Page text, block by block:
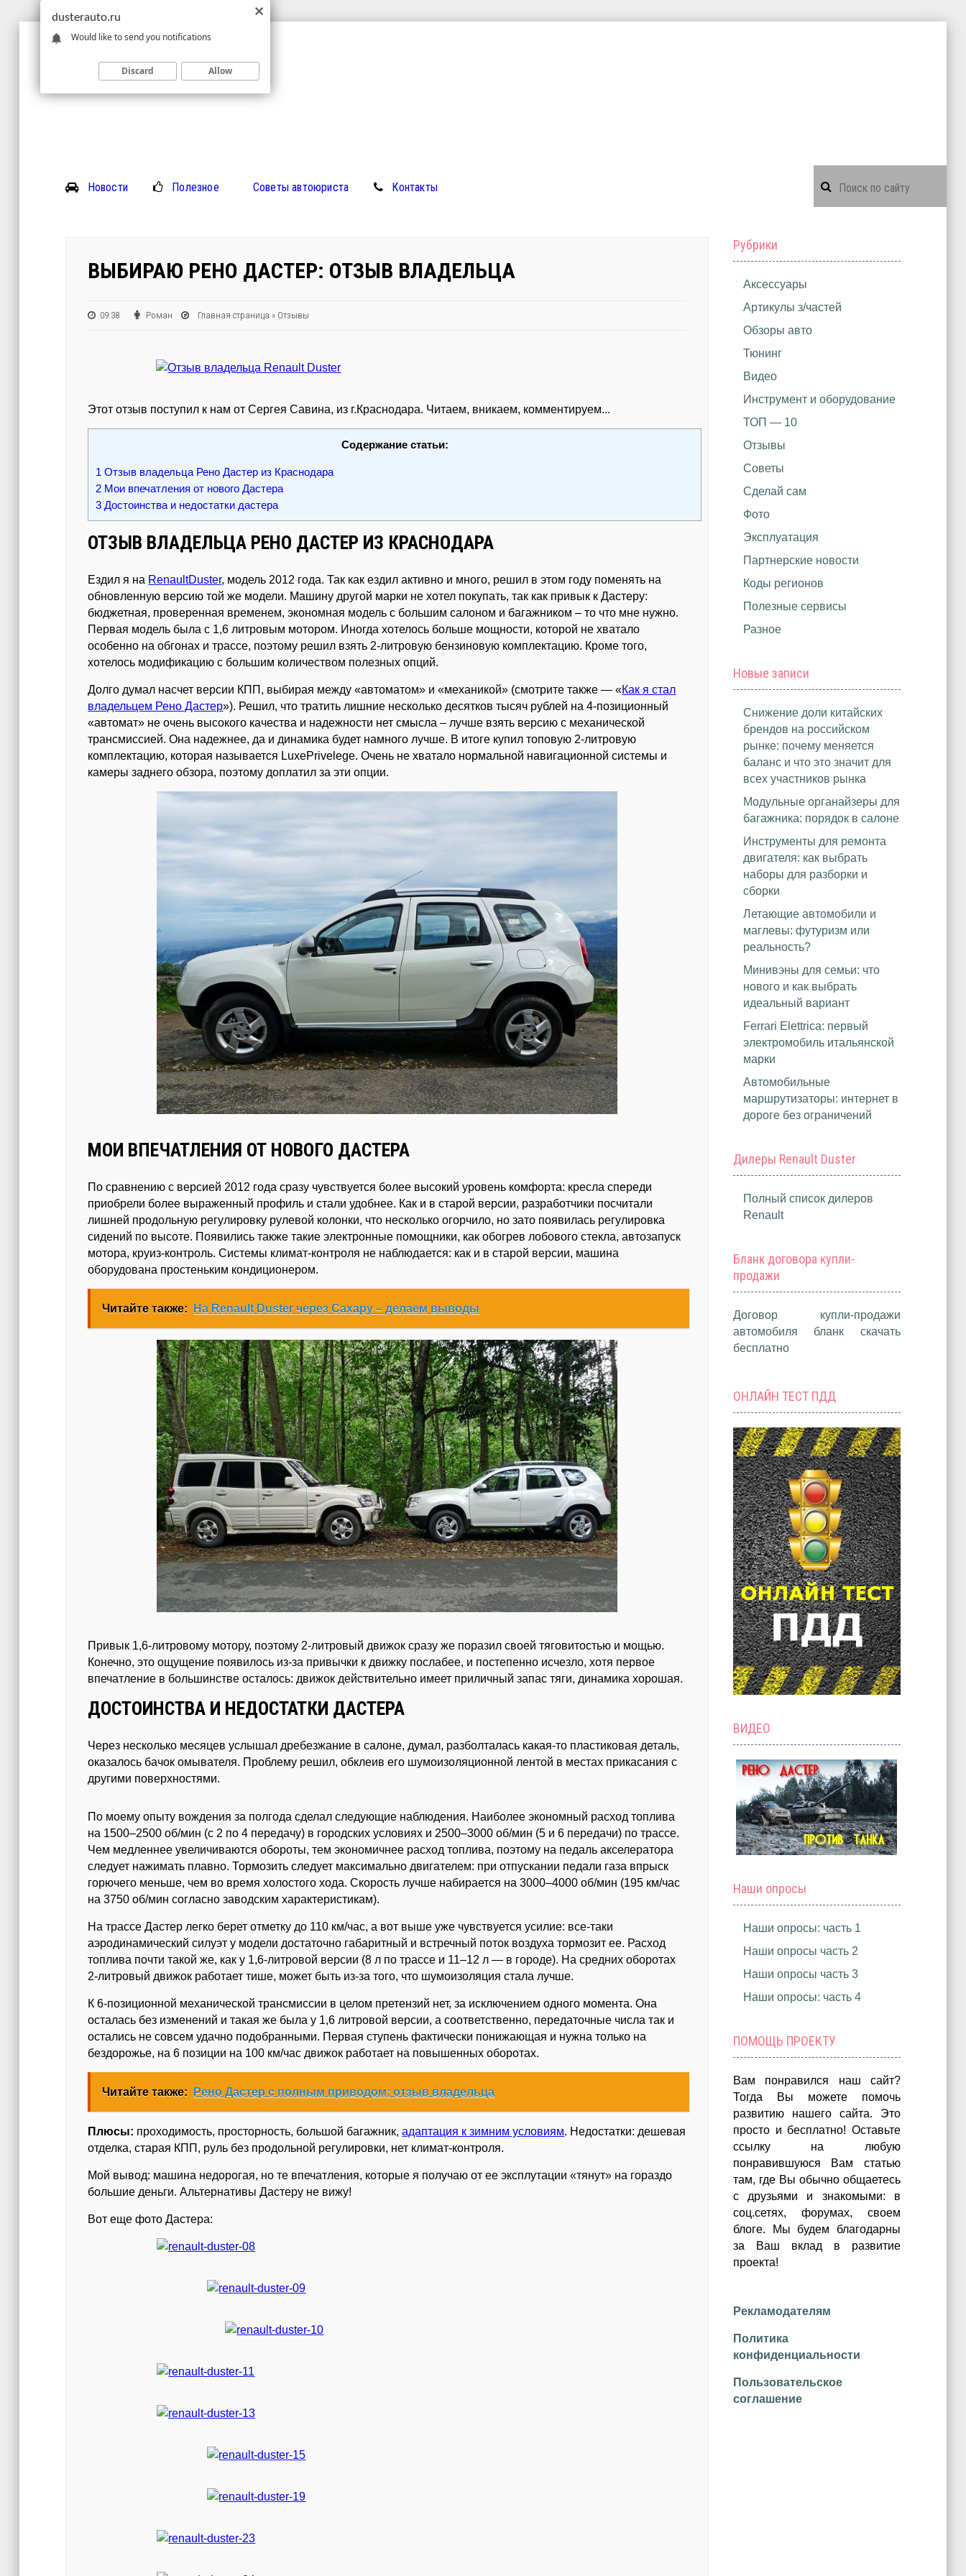
Новости Полезное Советы автоюриста Контакты
ВЫБИРАЮ РЕНО ДАСТЕР: ОТЗЫВ ВЛАДЕЛЬЦА
09:38 Роман Главная страница » Отзывы
Этот отзыв поступил к нам от Сергея Савина, из г.Краснодара. Читаем, вникаем, комментируем...
Содержание статьи:
1 Отзыв владельца Рено Дастер из Краснодара
2 Мои впечатления от нового Дастера
3 Достоинства и недостатки дастера
ОТЗЫВ ВЛАДЕЛЬЦА РЕНО ДАСТЕР ИЗ КРАСНОДАРА
Ездил я на RenaultDuster, модель 2012 года. Так как ездил активно и много, решил в этом году поменять на
обновленную версию той же модели. Машину другой марки не хотел покупать, так как привык к Дастеру:
бюджетная, проверенная временем, экономная модель с большим салоном и багажником – то что мне нужно.
Первая модель была с 1,6 литровым мотором. Иногда хотелось больше мощности, которой не хватало
особенно на обгонах и трассе, поэтому решил взять 2-литровую бензиновую комплектацию. Кроме того,
хотелось модификацию с большим количеством полезных опций.
Долго думал насчет версии КПП, выбирая между «автоматом» и «механикой» (смотрите также — «Как я стал
владельцем Рено Дастер»). Решил, что тратить лишние несколько десятков тысяч рублей на 4-позиционный
«автомат» не очень высокого качества и надежности нет смысла – лучше взять версию с механической
трансмиссией. Она надежнее, да и динамика будет намного лучше. В итоге купил топовую 2-литровую
комплектацию, которая называется LuxePrivelege. Очень не хватало нормальной навигационной системы и
камеры заднего обзора, поэтому доплатил за эти опции.
МОИ ВПЕЧАТЛЕНИЯ ОТ НОВОГО ДАСТЕРА
По сравнению с версией 2012 года сразу чувствуется более высокий уровень комфорта: кресла спереди
приобрели более выраженный профиль и стали удобнее. Как и в старой версии, разработчики посчитали
лишней продольную регулировку рулевой колонки, что несколько огорчило, но зато появилась регулировка
сидений по высоте. Появились также такие электронные помощники, как обогрев лобового стекла, автозапуск
мотора, круиз-контроль. Системы климат-контроля не наблюдается: как и в старой версии, машина
оборудована простеньким кондиционером.
Читайте также: На Renault Duster через Сахару – делаем выводы
Привык 1,6-литровому мотору, поэтому 2-литровый движок сразу же поразил своей тяговитостью и мощью.
Конечно, это ощущение появилось из-за привычки к движку послабее, и постепенно исчезло, хотя первое
впечатление в большинстве осталось: движок действительно имеет приличный запас тяги, динамика хорошая.
ДОСТОИНСТВА И НЕДОСТАТКИ ДАСТЕРА
Через несколько месяцев услышал дребезжание в салоне, думал, разболталась какая-то пластиковая деталь,
оказалось бачок омывателя. Проблему решил, обклеив его шумоизоляционной лентой в местах прикасания с
другими поверхностями.
По моему опыту вождения за полгода сделал следующие наблюдения. Наиболее экономный расход топлива
на 1500–2500 об/мин (с 2 по 4 передачу) в городских условиях и 2500–3000 об/мин (5 и 6 передачи) по трассе.
Чем медленнее увеличиваются обороты, тем экономичнее расход топлива, поэтому на педаль акселератора
следует нажимать плавно. Тормозить следует максимально двигателем: при отпускании педали газа впрыск
горючего меньше, чем во время холостого хода. Скорость лучше набирается на 3000–4000 об/мин (195 км/час
на 3750 об/мин согласно заводским характеристикам).
На трассе Дастер легко берет отметку до 110 км/час, а вот выше уже чувствуется усилие: все-таки
аэродинамический силуэт у модели достаточно габаритный и встречный поток воздуха тормозит ее. Расход
топлива почти такой же, как у 1,6-литровой версии (8 л по трассе и 11–12 л — в городе). На средних оборотах
2-литровый движок работает тише, может быть из-за того, что шумоизоляция стала лучше.
К 6-позиционной механической трансмиссии в целом претензий нет, за исключением одного момента. Она
осталась без изменений и такая же была у 1,6 литровой версии, а соответственно, передаточные числа так и
остались не совсем удачно подобранными. Первая ступень фактически понижающая и нужна только на
бездорожье, на 6 позиции на 100 км/час движок работает на повышенных оборотах.
Читайте также: Рено Дастер с полным приводом: отзыв владельца
Плюсы: проходимость, просторность, большой багажник,адаптация к зимним условиям. Недостатки: дешевая
отделка, старая КПП, руль без продольной регулировки, нет климат-контроля.
Мой вывод: машина недорогая, но те впечатления, которые я получаю от ее эксплутации «тянут» на гораздо
большие деньги. Альтернативы Дастеру не вижу!
Вот еще фото Дастера:
Рубрики
Аксессуары
Артикулы з/частей
Обзоры авто
Тюнинг
Видео
Инструмент и оборудование
ТОП — 10
Отзывы
Советы
Сделай сам
Фото
Эксплуатация
Партнерские новости
Коды регионов
Полезные сервисы
Разное
Новые записи
Снижение доли китайских
брендов на российском
рынке: почему меняется
баланс и что это значит для
всех участников рынка
Модульные органайзеры для
багажника: порядок в салоне
Инструменты для ремонта
двигателя: как выбрать
наборы для разборки и
сборки
Летающие автомобили и
маглевы: футуризм или
реальность?
Минивэны для семьи: что
нового и как выбрать
идеальный вариант
Ferrari Elettrica: первый
электромобиль итальянской
марки
Автомобильные
маршрутизаторы: интернет в
дороге без ограничений
Дилеры Renault Duster
Полный список дилеров
Renault
Бланк договора купли-
продажи
Договор купли-продажи
автомобиля бланк скачать
бесплатно
ОНЛАЙН ТЕСТ ПДД
ВИДЕО
Наши опросы
Наши опросы: часть 1
Наши опросы часть 2
Наши опросы часть 3
Наши опросы: часть 4
ПОМОЩЬ ПРОЕКТУ
Вам понравился наш сайт?
Тогда Вы можете помочь
развитию нашего сайта. Это
просто и бесплатно! Оставьте
ссылку на любую
понравившуюся Вам статью
там, где Вы обычно общаетесь
с друзьями и знакомыми: в
соц.сетях, форумах, своем
блоге. Мы будем благодарны
за Ваш вклад в развитие
проекта!
Рекламодателям
Политика
конфиденциальности
Пользовательское
соглашение
dusterauto.ru
Would like to send you notifications
Discard Allow